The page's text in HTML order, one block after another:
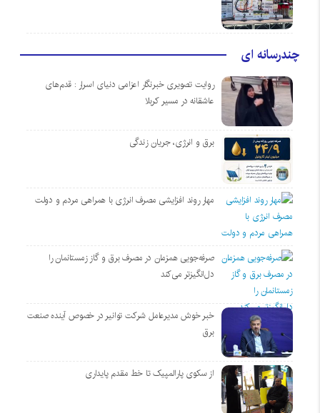
چندرسانه ای
روایت تصویری خبرنگار اعزامی دنیای اسرار : قدم‌های
عاشقانه در مسیر کربلا
برق و انرژی، جریان زندگی
مهار روند افزایشی مصرف انرژی با همراهی مردم و دولت
صرفه‌جویی همزمان در مصرف برق و گاز زمستانمان را
دل‌انگیزتر می‌کند
خبر خوش مدیرعامل شرکت توانیر در خصوص آینده صنعت
برق
از سکوی پارالمپیک تا خط مقدم پایداری